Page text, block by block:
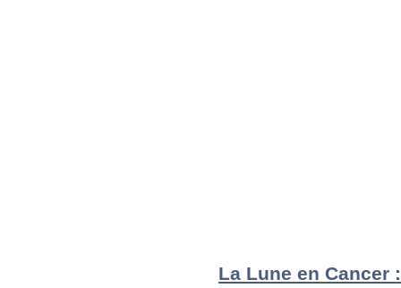
La Lune en Cancer